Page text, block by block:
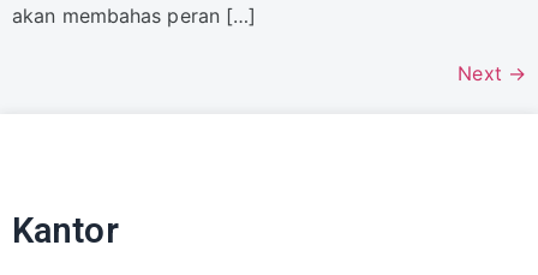
akan membahas peran […]
Next →
Kantor